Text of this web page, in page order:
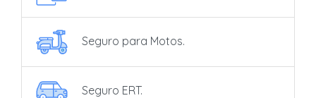
Seguro para Motos.
Seguro ERT.